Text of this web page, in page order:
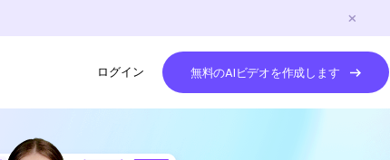
ログイン 無料のAIビデオを作成します